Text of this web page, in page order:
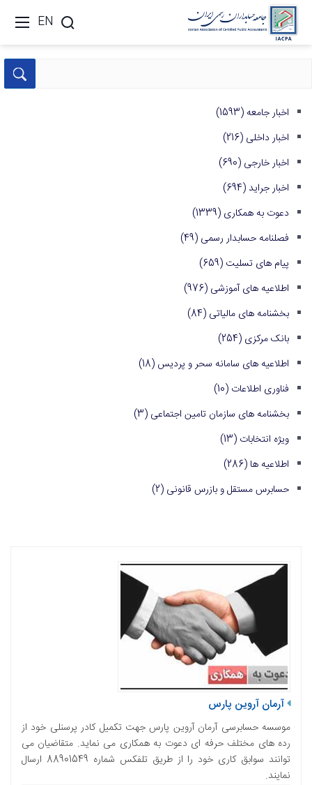
EN
اخبار جامعه (1593)
اخبار داخلی (216)
اخبار خارجی (690)
اخبار جراید(694)
دعوت به همکاری (1339)
فصلنامه حسابدار رسمی (49)
پیام های تسلیت (659)
اطلاعیه های آموزشی (976)
بخشنامه های مالیاتی (84)
بانک مرکزی (254)
اطلاعیه های سامانه سحر و پردیس (18)
فناوری اطلاعات (10)
بخشنامه های سازمان تامین اجتماعی (3)
ویژه انتخابات (13)
اطلاعیه ها (286)
حسابرس مستقل و بازرس قانونی (2)
آرمان آروین پارس
موسسه حسابرسی آرمان آروین پارس جهت تکمیل کادر پرسنلی خود از
رده های مختلف حرفه ای دعوت به همکاری می نماید. متقاضیان می
توانند سوابق کاری خود را از طریق تلفکس شماره 88901549 ارسال
نمایند.